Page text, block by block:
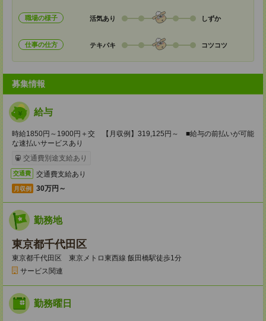
職場の様子 活気あり しずか
仕事の仕方 テキパキ コツコツ
募集情報
給与
時給1850円～1900円＋交 【月収例】319,125円～ ■給与の前払いが可能
な速払いサービスあり
交通費別途支給あり
交通費 交通費支給あり
月収例 30万円～
勤務地
東京都千代田区
東京都千代田区 東京メトロ東西線 飯田橋駅徒歩1分
サービス関連
勤務曜日